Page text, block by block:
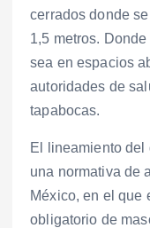
cerrados donde
1,5 metros.
sea en espacios
autoridades de
tapabocas.
El lineamiento
una normativa de
México, en el que
obligatorio de